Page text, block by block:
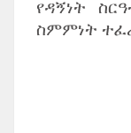
የዳኝነት
ስምምነት